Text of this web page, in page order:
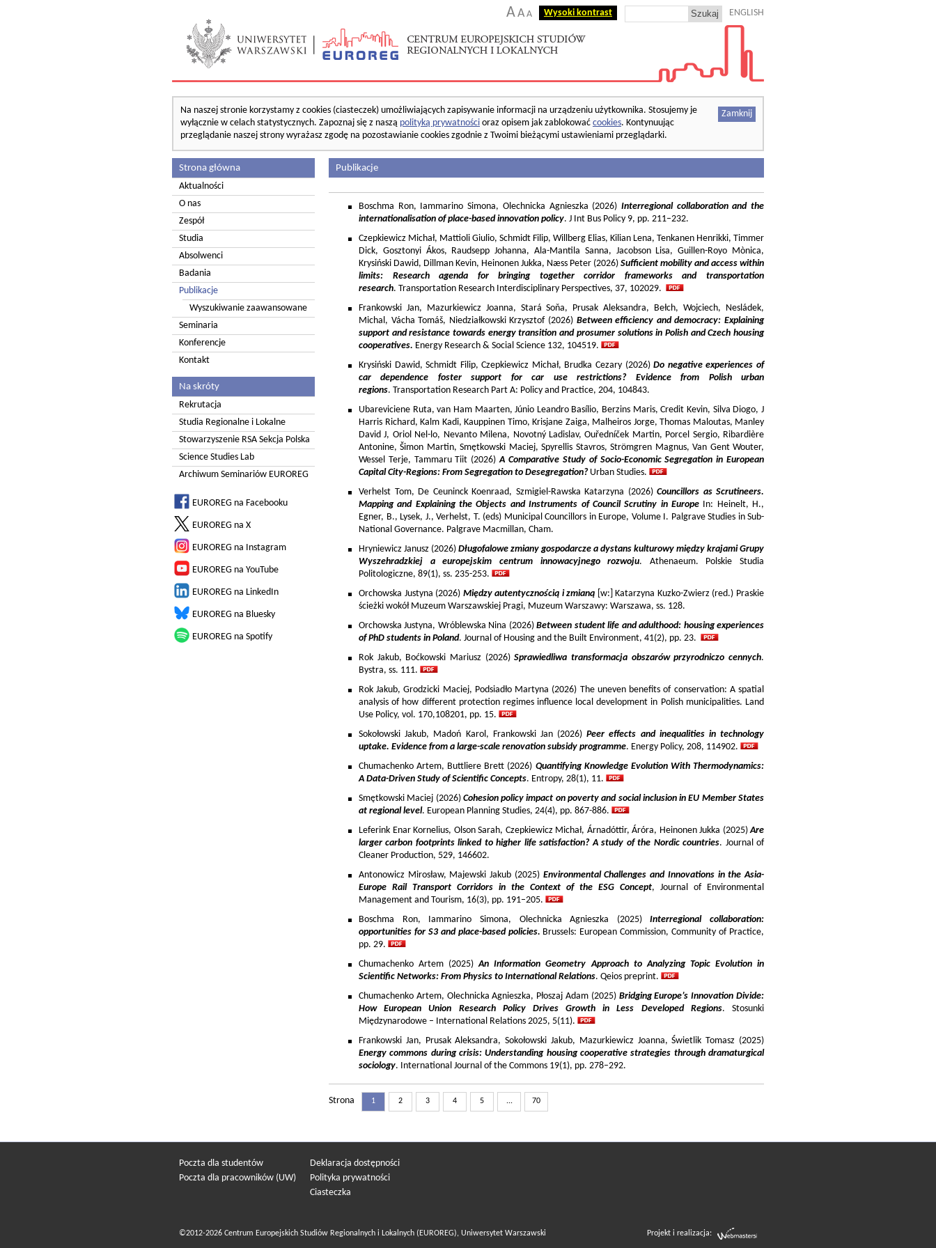
AA A Wysoki kontrast ENGLISH
Zamknij
Na naszej stronie korzystamy z cookies (ciasteczek) umożliwiających zapisywanie informacji na urządzeniu użytkownika. Stosujemy je
wyłącznie w celach statystycznych. Zapoznaj się z naszą polityką prywatności oraz opisem jak zablokować cookies. Kontynuując
przeglądanie naszej strony wyrażasz zgodę na pozostawianie cookies zgodnie z Twoimi bieżącymi ustawieniami przeglądarki.
Strona główna
Aktualności
O nas
Zespół
Studia
Absolwenci
Badania
Publikacje
Wyszukiwanie zaawansowane
Seminaria
Konferencje
Kontakt
Na skróty
Rekrutacja
Studia Regionalne i Lokalne
Stowarzyszenie RSA Sekcja Polska
Science Studies Lab
Archiwum Seminariów EUROREG
EUROREG na Facebooku
EUROREG na X
EUROREG na Instagram
EUROREG na YouTube
EUROREG na LinkedIn
EUROREG na Bluesky
EUROREG na Spotify
Publikacje
Boschma Ron, Iammarino Simona, Olechnicka Agnieszka (2026) Interregional collaboration and the
internationalisation of place-based innovation policy. J Int Bus Policy 9, pp. 211–232.
Czepkiewicz Michał, Mattioli Giulio, Schmidt Filip, Willberg Elias, Kilian Lena, Tenkanen Henrikki, Timmer
Dick, Gosztonyi Ákos, Raudsepp Johanna, Ala-Mantila Sanna, Jacobson Lisa, Guillen-Royo Mònica,
Krysiński Dawid, Dillman Kevin, Heinonen Jukka, Næss Peter (2026) Sufficient mobility and access within
limits: Research agenda for bringing together corridor frameworks and transportation
research. Transportation Research Interdisciplinary Perspectives, 37, 102029.
Frankowski Jan, Mazurkiewicz Joanna, Stará Soňa, Prusak Aleksandra, Bełch, Wojciech, Nesládek,
Michal, Vácha Tomáš, Niedziałkowski Krzysztof (2026) Between efficiency and democracy: Explaining
support and resistance towards energy transition and prosumer solutions in Polish and Czech housing
cooperatives. Energy Research & Social Science 132, 104519.
Krysiński Dawid, Schmidt Filip, Czepkiewicz Michał, Brudka Cezary (2026)Do negative experiences of
car dependence foster support for car use restrictions? Evidence from Polish urban
regions. Transportation Research Part A: Policy and Practice, 204, 104843.
Ubareviciene Ruta, van Ham Maarten, Júnio Leandro Basílio, Berzins Maris, Credit Kevin, Silva Diogo, J
Harris Richard, Kalm Kadi, Kauppinen Timo, Krisjane Zaiga, Malheiros Jorge, Thomas Maloutas, Manley
David J, Oriol Nel-lo, Nevanto Milena, Novotný Ladislav, Ouředníček Martin, Porcel Sergio, Ribardière
Antonine, Šimon Martin, Smętkowski Maciej, Spyrellis Stavros, Strömgren Magnus, Van Gent Wouter,
Wessel Terje, Tammaru Tiit (2026)A Comparative Study of Socio-Economic Segregation in European
Capital City-Regions: From Segregation to Desegregation?Urban Studies.
Verhelst Tom, De Ceuninck Koenraad, Szmigiel-Rawska Katarzyna (2026) Councillors as Scrutineers.
Mapping and Explaining the Objects and Instruments of Council Scrutiny in EuropeIn: Heinelt, H.,
Egner, B., Lysek, J., Verhelst, T. (eds) Municipal Councillors in Europe, Volume I. Palgrave Studies in Sub-
National Governance. Palgrave Macmillan, Cham.
Hryniewicz Janusz (2026) Długofalowe zmiany gospodarcze a dystans kulturowy między krajami Grupy
Wyszehradzkiej a europejskim centrum innowacyjnego rozwoju. Athenaeum. Polskie Studia
Politologiczne, 89(1), ss. 235-253.
Orchowska Justyna (2026) Między autentycznością i zmianą [w:] Katarzyna Kuzko-Zwierz (red.) Praskie
ścieżki wokół Muzeum Warszawskiej Pragi, Muzeum Warszawy: Warszawa, ss. 128.
Orchowska Justyna, Wróblewska Nina (2026)Between student life and adulthood: housing experiences
of PhD students in Poland. Journal of Housing and the Built Environment, 41(2), pp. 23.
Rok Jakub, Boćkowski Mariusz (2026)Sprawiedliwa transformacja obszarów przyrodniczo cennych.
Bystra, ss. 111.
Rok Jakub, Grodzicki Maciej, Podsiadło Martyna (2026) The uneven benefits of conservation: A spatial
analysis of how different protection regimes influence local development in Polish municipalities. Land
Use Policy, vol. 170,108201, pp. 15.
Sokołowski Jakub, Madoń Karol, Frankowski Jan (2026)Peer effects and inequalities in technology
uptake. Evidence from a large-scale renovation subsidy programme. Energy Policy, 208, 114902.
Chumachenko Artem, Buttliere Brett (2026) Quantifying Knowledge Evolution With Thermodynamics:
A Data-Driven Study of Scientific Concepts. Entropy, 28(1), 11.
Smętkowski Maciej (2026) Cohesion policy impact on poverty and social inclusion in EU Member States
at regional level. European Planning Studies, 24(4), pp. 867-886.
Leferink Enar Kornelius, Olson Sarah, Czepkiewicz Michał, Árnadóttir, Áróra, Heinonen Jukka (2025)Are
larger carbon footprints linked to higher life satisfaction? A study of the Nordic countries. Journal of
Cleaner Production, 529, 146602.
Antonowicz Mirosław, Majewski Jakub (2025) Environmental Challenges and Innovations in the Asia-
Europe Rail Transport Corridors in the Context of the ESG Concept, Journal of Environmental
Management and Tourism, 16(3), pp. 191–205.
Boschma Ron, Iammarino Simona, Olechnicka Agnieszka (2025)Interregional collaboration:
opportunities for S3 and place-based policies. Brussels: European Commission, Community of Practice,
pp. 29.
Chumachenko Artem (2025)An Information Geometry Approach to Analyzing Topic Evolution in
Scientific Networks: From Physics to International Relations. Qeios preprint.
Chumachenko Artem, Olechnicka Agnieszka, Płoszaj Adam (2025) Bridging Europe’s Innovation Divide:
How European Union Research Policy Drives Growth in Less Developed Regions. Stosunki
Międzynarodowe – International Relations 2025, 5(11).
Frankowski Jan, Prusak Aleksandra, Sokołowski Jakub, Mazurkiewicz Joanna, Świetlik Tomasz (2025)
Energy commons during crisis: Understanding housing cooperative strategies through dramaturgical
sociology. International Journal of the Commons 19(1), pp. 278–292.
Strona 1 2 3 4 5 ... 70
Poczta dla studentów
Poczta dla pracowników (UW)
Deklaracja dostępności
Polityka prywatności
Ciasteczka
©2012-2026 Centrum Europejskich Studiów Regionalnych i Lokalnych (EUROREG), Uniwersytet Warszawski Projekt i realizacja: